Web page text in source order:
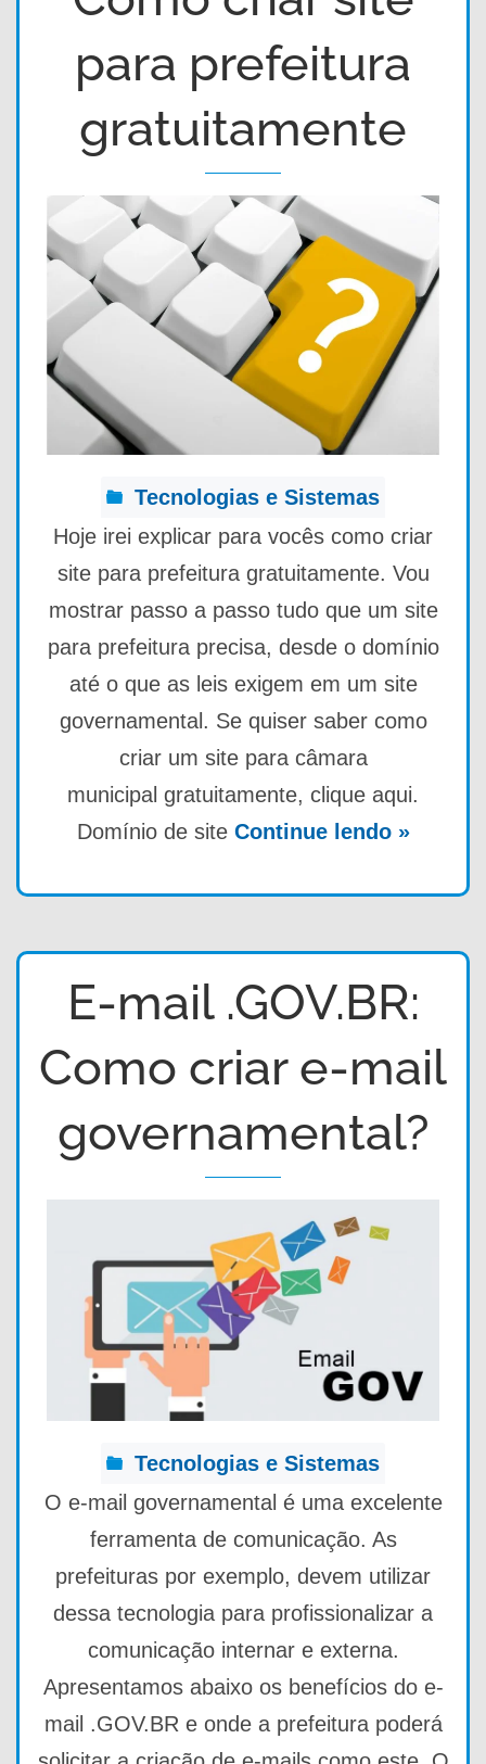
para prefeitura
gratuitamente
Tecnologias e Sistemas
Hoje irei explicar para vocês como criar
site para prefeitura gratuitamente. Vou
mostrar passo a passo tudo que um site
para prefeitura precisa, desde o domínio
até o que as leis exigem em um site
governamental. Se quiser saber como
criar um site para câmara
municipal gratuitamente, clique aqui.
Domínio de site Continue lendo »
E-mail .GOV.BR:
Como criar e-mail
governamental?
Tecnologias e Sistemas
O e-mail governamental é uma excelente
ferramenta de comunicação. As
prefeituras por exemplo, devem utilizar
dessa tecnologia para profissionalizar a
comunicação internar e externa.
Apresentamos abaixo os benefícios do e-
mail .GOV.BR e onde a prefeitura poderá